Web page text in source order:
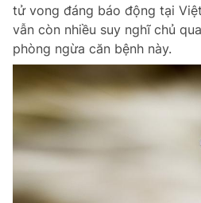
Giấy phép xuất bản số 110/GP -
© 2003-2026 Bản quyền thuộc về
dưới mọi hình thức nếu không có sự
Phát triển bởi ePi Technologies, JSC.
tử vong đáng báo động tại
vẫn còn nhiều suy nghĩ chủ
phòng ngừa căn bệnh này.